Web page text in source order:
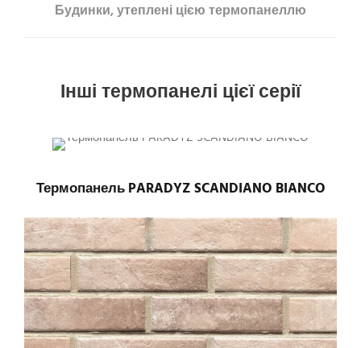
Будинки, утеплені цією термопанеллю
Інші термопанелі цієї серії
Термопанель PARADYZ SCANDIANO BIANCO